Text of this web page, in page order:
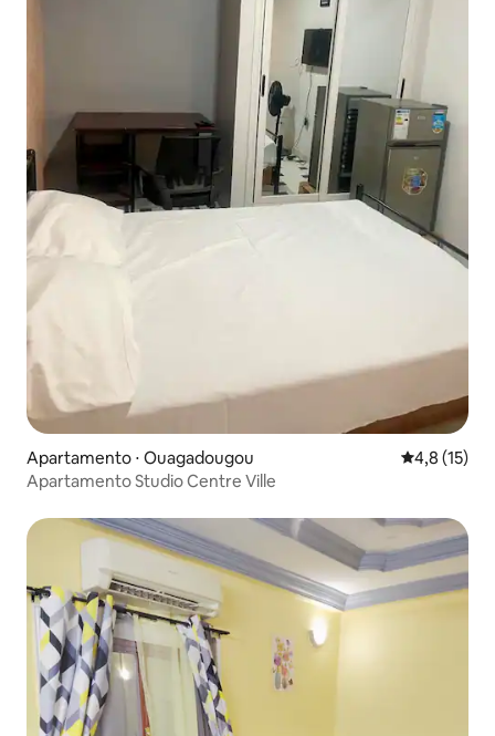
Apartamento ⋅ Ouagadougou 4,8 de uma
4,8 (15)
Apartamento Studio Centre Ville